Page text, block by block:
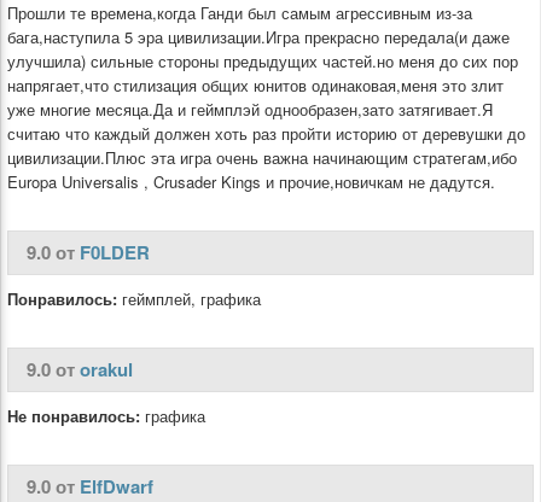
Прошли те времена,когда Ганди был самым агрессивным из-за
бага,наступила 5 эра цивилизации.Игра прекрасно передала(и даже
улучшила) сильные стороны предыдущих частей.но меня до сих пор
напрягает,что стилизация общих юнитов одинаковая,меня это злит
уже многие месяца.Да и геймплэй однообразен,зато затягивает.Я
считаю что каждый должен хоть раз пройти историю от деревушки до
цивилизации.Плюс эта игра очень важна начинающим стратегам,ибо
Europa Universalis , Crusader Kings и прочие,новичкам не дадутся.
9.0 от F0LDER
Понравилось: геймплей, графика
9.0 отorakul
Не понравилось: графика
9.0 от ElfDwarf